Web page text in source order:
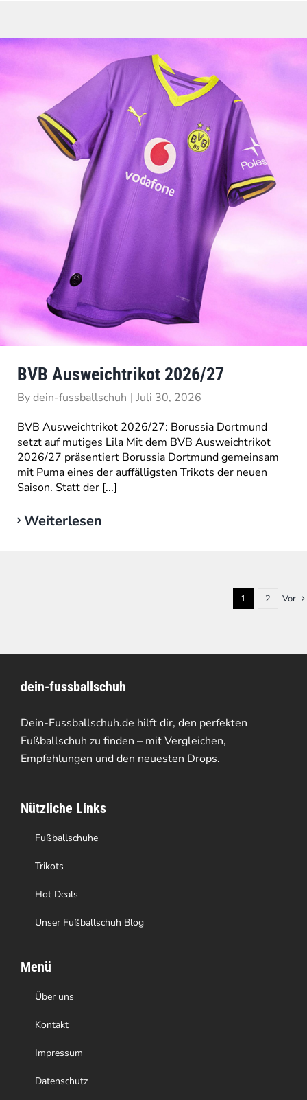
BVB Ausweichtrikot 2026/27
Bydein-fussballschuh | Juli 30, 2026
BVB Ausweichtrikot 2026/27: Borussia Dortmund
setzt auf mutiges Lila Mit dem BVB Ausweichtrikot
2026/27 präsentiert Borussia Dortmund gemeinsam
mit Puma eines der auffälligsten Trikots der neuen
Saison. Statt der [...]
Weiterlesen
1 2 Vor
dein-fussballschuh
Dein-Fussballschuh.de hilft dir, den perfekten
Fußballschuh zu finden – mit Vergleichen,
Empfehlungen und den neuesten Drops.
Nützliche Links
Fußballschuhe
Trikots
Hot Deals
Unser Fußballschuh Blog
Menü
Über uns
Kontakt
Impressum
Datenschutz